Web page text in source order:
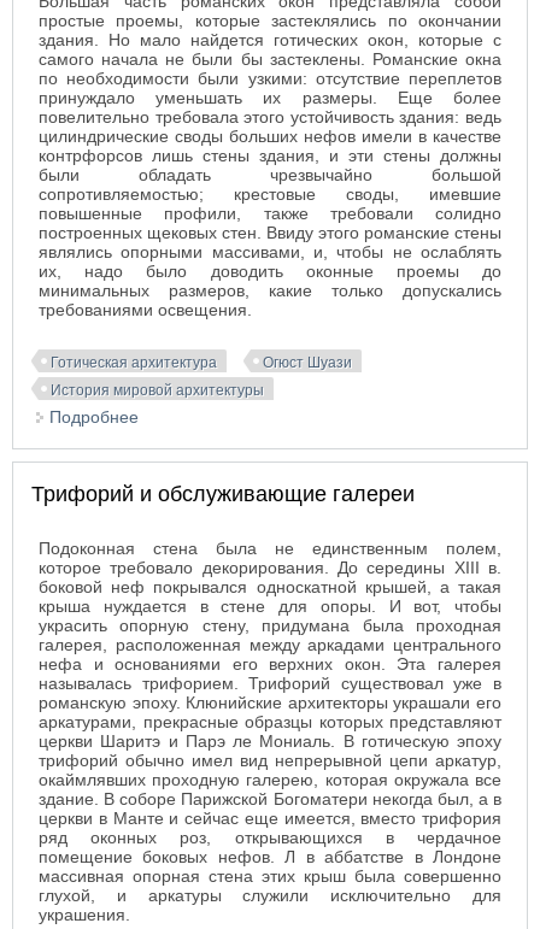
простые проемы, которые застеклялись по окончании
здания. Но мало найдется готических окон, которые с
самого начала не были бы застеклены. Романские окна
по необходимости были узкими: отсутствие переплетов
принуждало уменьшать их размеры. Еще более
повелительно требовала этого устойчивость здания: ведь
цилиндрические своды больших нефов имели в качестве
контрфорсов лишь стены здания, и эти стены должны
были обладать чрезвычайно большой
сопротивляемостью; крестовые своды, имевшие
повышенные профили, также требовали солидно
построенных щековых стен. Ввиду этого романские стены
являлись опорными массивами, и, чтобы не ослаблять
их, надо было доводить оконные проемы до
минимальных размеров, какие только допускались
требованиями освещения.
Готическая архитектура
Огюст Шуази
История мировой архитектуры
Подробнее
Трифорий и обслуживающие галереи
Подоконная стена была не единственным полем,
которое требовало декорирования. До середины XIII в.
боковой неф покрывался односкатной крышей, а такая
крыша нуждается в стене для опоры. И вот, чтобы
украсить опорную стену, придумана была проходная
галерея, расположенная между аркадами центрального
нефа и основаниями его верхних окон. Эта галерея
называлась трифорием. Трифорий существовал уже в
романскую эпоху. Клюнийские архитекторы украшали его
аркатурами, прекрасные образцы которых представляют
церкви Шаритэ и Парэ ле Мониаль. В готическую эпоху
трифорий обычно имел вид непрерывной цепи аркатур,
окаймлявших проходную галерею, которая окружала все
здание. В соборе Парижской Богоматери некогда был, а в
церкви в Манте и сейчас еще имеется, вместо трифория
ряд оконных роз, открывающихся в чердачное
помещение боковых нефов. Л в аббатстве в Лондоне
массивная опорная стена этих крыш была совершенно
глухой, и аркатуры служили исключительно для
украшения.